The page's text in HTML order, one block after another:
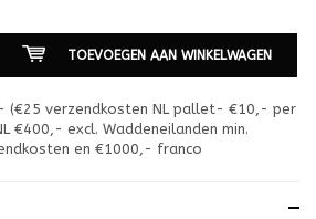
TOEVOEGEN AAN WINKELWAGEN
(€25 verzendkosten NL pallet- €10,- per
€400,- excl. Waddeneilanden min.
en €1000,- franco